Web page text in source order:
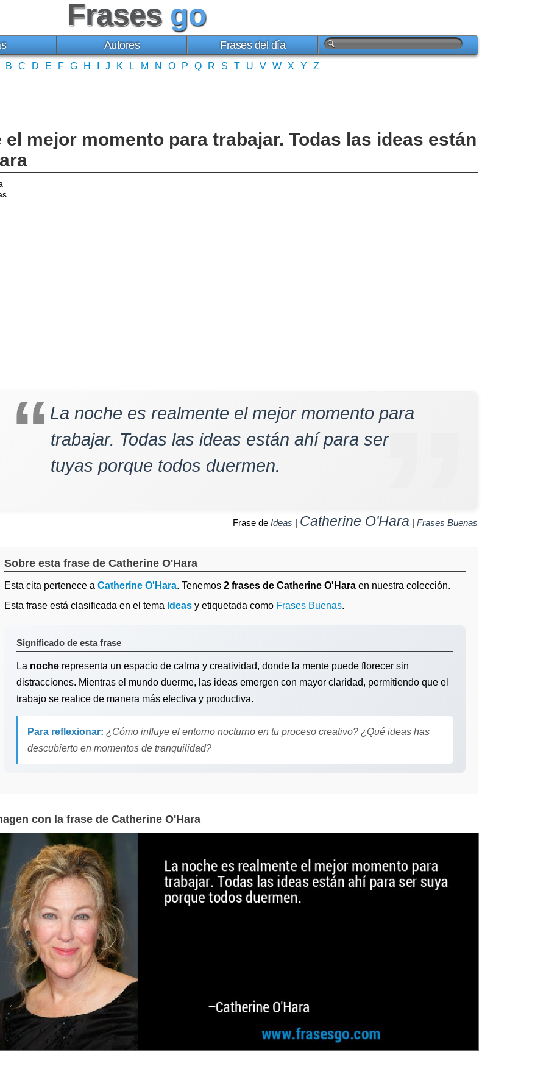
Frases go
Autores Frases del día
B C D E F G H J K L M N O P Q R S T U V W X Y Z
mejor momento para trabajar. Todas las ideas están
La noche es realmente el mejor momento para
trabajar. Todas las ideas están ahí para ser
tuyas porque todos duermen.
Frase de Ideas | Catherine O'Hara | Frases Buenas
Sobre esta frase de Catherine O'Hara
Esta cita pertenece a Catherine O'Hara. Tenemos 2 frases de Catherine O'Hara en nuestra colección.
Esta frase está clasificada en el tema Ideas y etiquetada como Frases Buenas.
Significado de esta frase
La noche representa un espacio de calma y creatividad, donde la mente puede florecer sin
distracciones. Mientras el mundo duerme, las ideas emergen con mayor claridad, permitiendo que el
trabajo se realice de manera más efectiva y productiva.
Para reflexionar: ¿Cómo influye el entorno nocturno en tu proceso creativo? ¿Qué ideas has
descubierto en momentos de tranquilidad?
con la frase de Catherine O'Hara